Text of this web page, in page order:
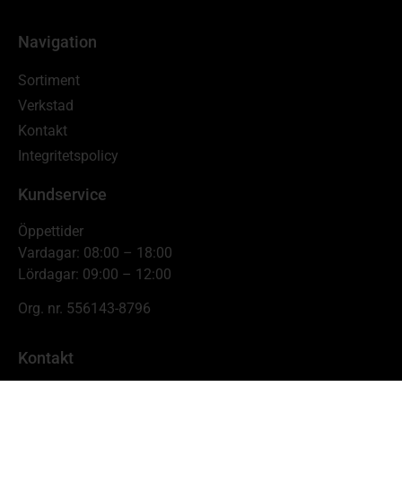
Navigation
Sortiment
Verkstad
Kontakt
Integritetspolicy
Kundservice
Öppettider
Vardagar: 08:00 – 18:00
Lördagar: 09:00 – 12:00
Org. nr. 556143-8796
Kontakt